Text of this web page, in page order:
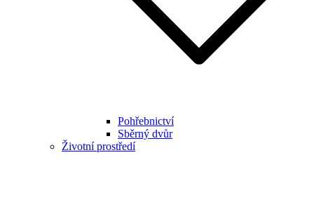
Pohřebnictví
Sběrný dvůr
Životní prostředí